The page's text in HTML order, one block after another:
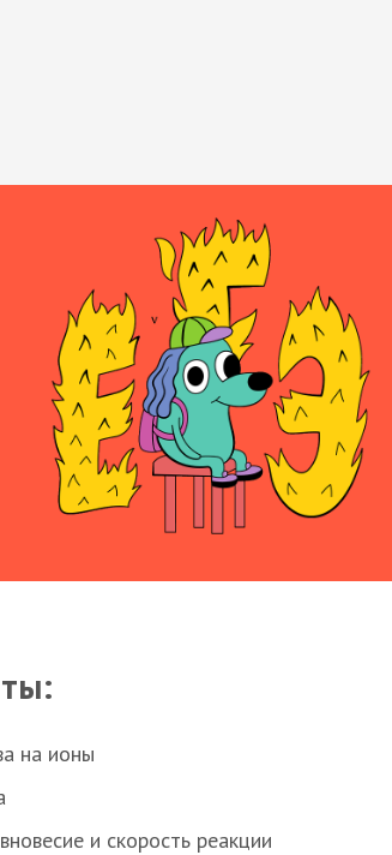
на ионы
и скорость реакции